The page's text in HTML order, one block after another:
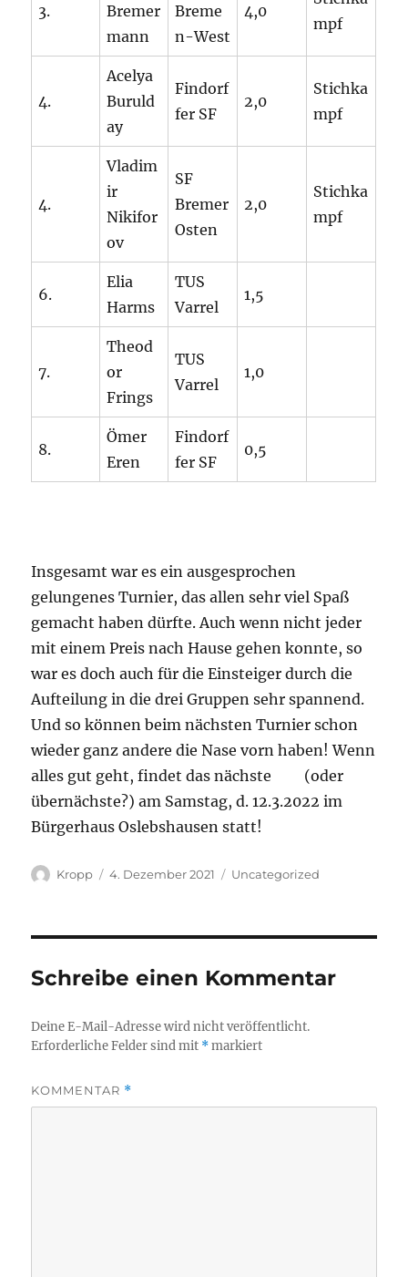
3.
Bremer
mann
Breme
n-West
4,0
mpf
4.
Acelya
Buruld
ay
Findorf
fer SF
2,0
Stichka
mpf
4.
Vladim
ir
Nikifor
ov
SF
Bremer
Osten
2,0
Stichka
mpf
6.
Elia
Harms
TUS
Varrel
1,5
7.
Theod
or
Frings
TUS
Varrel
1,0
8.
Ömer
Eren
Findorf
fer SF
0,5
Insgesamt war es ein ausgesprochen
gelungenes Turnier, das allen sehr viel Spaß
gemacht haben dürfte. Auch wenn nicht jeder
mit einem Preis nach Hause gehen konnte, so
war es doch auch für die Einsteiger durch die
Aufteilung in die drei Gruppen sehr spannend.
Und so können beim nächsten Turnier schon
wieder ganz andere die Nase vorn haben! Wenn
alles gut geht, findet das nächste (oder
übernächste?) am Samstag, d. 12.3.2022 im
Bürgerhaus Oslebshausen statt!
Autor
Kropp
Veröffentlicht
4. Dezember 2021 Kategorien
Uncategorized
Schreibe einen Kommentar
Deine E-Mail-Adresse wird nicht veröffentlicht.
Erforderliche Felder sind mit *markiert
KOMMENTAR *